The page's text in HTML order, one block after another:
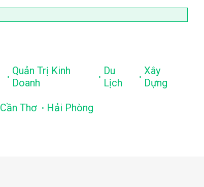
. Quản Trị Kinh
Doanh
. Du
Lịch
. Xây
Dựng
Cần Thơ . Hải Phòng